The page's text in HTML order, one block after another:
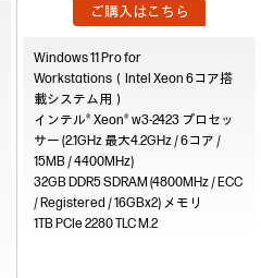
ご購入はこちら
Windows 11 Pro for
Workstations（Intel Xeon 6コア搭
載システム用）
インテル® Xeon® w3-2423 プロセッ
サー (2.1GHz 最大4.2GHz / 6コア /
15MB / 4400MHz)
32GB DDR5 SDRAM (4800MHz / ECC
/ Registered / 16GBx2)
1TB PCIe 2280 TLC M.2